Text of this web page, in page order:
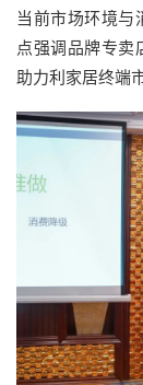
当前市场环境与
点强调品牌专卖
助力利家居终端